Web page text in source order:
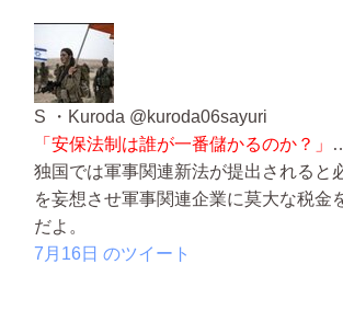
S ・Kuroda ‏@kuroda06sayuri
「安保法制は誰が一番儲かるのか？」
独国では軍事関連新法が提出されると
を妄想させ軍事関連企業に莫大な税金
だよ。
7月16日 のツイート